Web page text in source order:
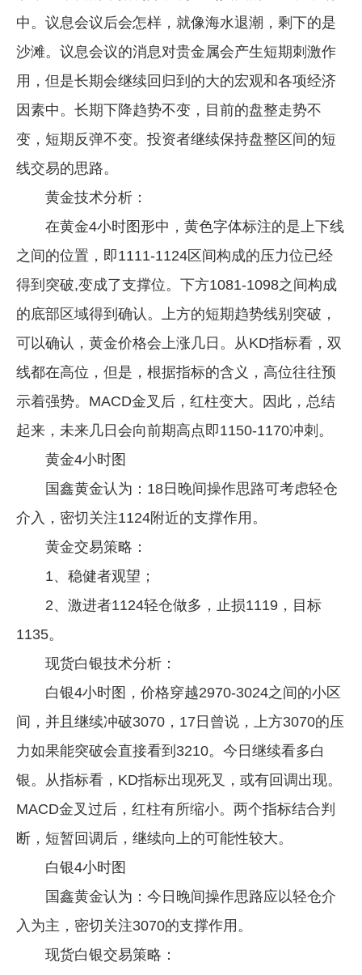
中。议息会议后会怎样，就像海水退潮，剩下的是
沙滩。议息会议的消息对贵金属会产生短期刺激作
用，但是长期会继续回归到的大的宏观和各项经济
因素中。长期下降趋势不变，目前的盘整走势不
变，短期反弹不变。投资者继续保持盘整区间的短
线交易的思路。
黄金技术分析：
在黄金4小时图形中，黄色字体标注的是上下线
之间的位置，即1111-1124区间构成的压力位已经
得到突破,变成了支撑位。下方1081-1098之间构成
的底部区域得到确认。上方的短期趋势线别突破，
可以确认，黄金价格会上涨几日。从KD指标看，双
线都在高位，但是，根据指标的含义，高位往往预
示着强势。MACD金叉后，红柱变大。因此，总结
起来，未来几日会向前期高点即1150-1170冲刺。
黄金4小时图
国鑫黄金认为：18日晚间操作思路可考虑轻仓
介入，密切关注1124附近的支撑作用。
黄金交易策略：
1、稳健者观望；
2、激进者1124轻仓做多，止损1119，目标
1135。
现货白银技术分析：
白银4小时图，价格穿越2970-3024之间的小区
间，并且继续冲破3070，17日曾说，上方3070的压
力如果能突破会直接看到3210。今日继续看多白
银。从指标看，KD指标出现死叉，或有回调出现。
MACD金叉过后，红柱有所缩小。两个指标结合判
断，短暂回调后，继续向上的可能性较大。
白银4小时图
国鑫黄金认为：今日晚间操作思路应以轻仓介
入为主，密切关注3070的支撑作用。
现货白银交易策略：